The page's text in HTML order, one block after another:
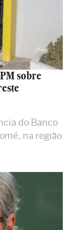
sobre
do Banco
na região